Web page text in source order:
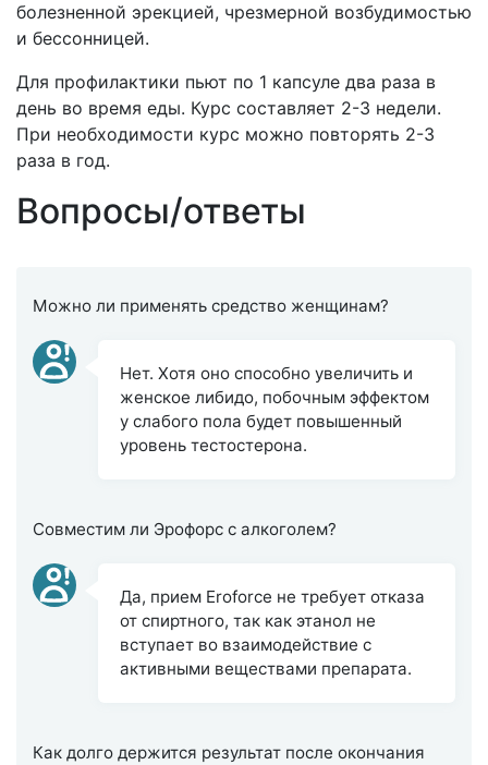
болезненной эрекцией, чрезмерной возбудимостью
и бессонницей.
Для профилактики пьют по 1 капсуле два раза в
день во время еды. Курс составляет 2-3 недели.
При необходимости курс можно повторять 2-3
раза в год.
Вопросы/ответы
Можно ли применять средство женщинам?
Нет. Хотя оно способно увеличить и
женское либидо, побочным эффектом
у слабого пола будет повышенный
уровень тестостерона.
Совместим ли Эрофорс с алкоголем?
Да, прием Eroforce не требует отказа
от спиртного, так как этанол не
вступает во взаимодействие с
активными веществами препарата.
Как долго держится результат после окончания